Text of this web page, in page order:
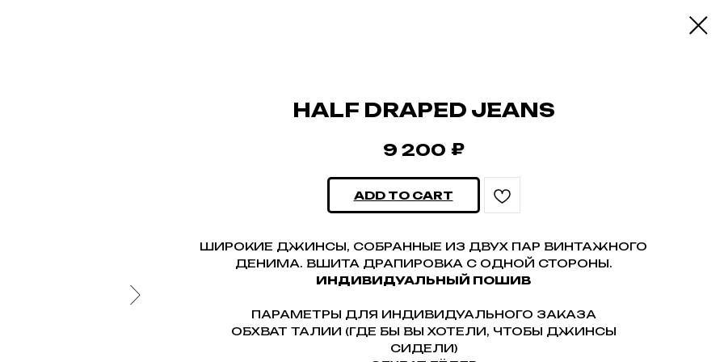
HALF DRAPED JEANS
9 200 ₽
ADD TO CART
ШИРОКИЕ ДЖИНСЫ, СОБРАННЫЕ ИЗ ДВУХ ПАР ВИНТАЖНОГО
ДЕНИМА. ВШИТА ДРАПИРОВКА С ОДНОЙ СТОРОНЫ.
ИНДИВИДУАЛЬНЫЙ ПОШИВ
ПАРАМЕТРЫ ДЛЯ ИНДИВИДУАЛЬНОГО ЗАКАЗА
ОБХВАТ ТАЛИИ (ГДЕ БЫ ВЫ ХОТЕЛИ, ЧТОБЫ ДЖИНСЫ
СИДЕЛИ)